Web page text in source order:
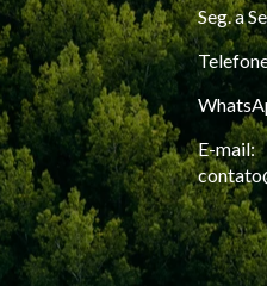
Seg. a
E-mail: